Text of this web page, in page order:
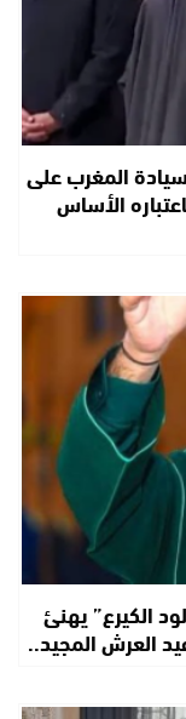
المغرب على
الأساس
الكيرع” يهنئ
العرش المجيد..